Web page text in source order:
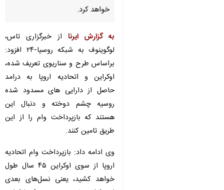
خواهد کرد.
به گزارش ایرنا از خبرگزاری تاس،
لوگوینوف به شبکه روسیا-۲۴ افزود:
براساس طرح و سناریوی تعریف شده،
اوکراین و اتحادیه اروپا به درامد
حاصل از دارایی های مسدود شده
روسیه چشم دوخته و دنبال این
هستند که بازپرداخت وام را از این
طریق تامین کنند.
وی ادامه داد: بازپرداخت وام اتحادیه
اروپا از سوی اوکراین ۴۵ سال طول
خواهد کشید، یعنی نسل‌های بعدی